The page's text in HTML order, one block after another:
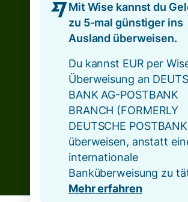
Mit Wise kannst du
zu 5-mal günstiger ins
Ausland überweisen.
Du kannst EUR per
Überweisung an
BANK AG-POSTBANK
BRANCH (FORMERLY
DEUTSCHE
überweisen, anstatt
internationale
Banküberweisung zu
Mehr erfahren